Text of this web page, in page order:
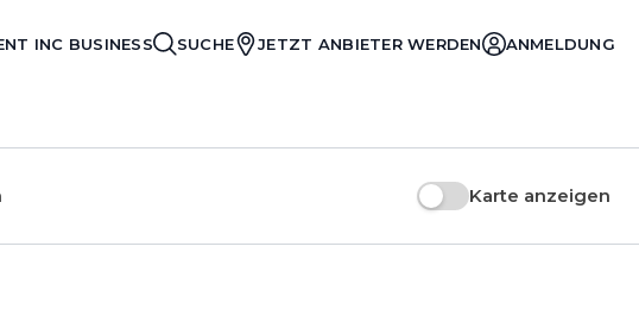
INC BUSINESS SUCHE JETZT ANBIETER WERDEN ANMELDUNG
Karte anzeigen